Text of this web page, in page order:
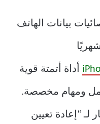
بيانات الهاتف
أداة أتمتة قوية
ومهام مخصصة.
“إعادة تعيين